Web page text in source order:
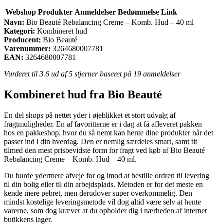
Webshop Produkter Anmeldelser Bedømmelse Link
Navn: Bio Beauté Rebalancing Creme – Komb. Hud – 40 ml
Kategori: Kombineret hud
Producent: Bio Beauté
Varenummer: 3264680007781
EAN: 3264680007781
Vurderet til 3.6 ud af 5 stjerner baseret på 19 anmeldelser
Kombineret hud fra Bio Beauté
En del shops på nettet yder i øjeblikket et stort udvalg af
fragtmuligheder. En af favoritterne er i dag at få afleveret pakken
hos en pakkeshop, hvor du så nemt kan hente dine produkter når det
passer ind i din hverdag. Den er nemlig særdeles smart, samt tit
tilmed den mest prisbevidste form for fragt ved køb af Bio Beauté
Rebalancing Creme – Komb. Hud – 40 ml.
Du burde ydermere afveje for og imod at bestille ordren til levering
til din bolig eller til din arbejdsplads. Metoden er for det meste en
kende mere pebret, men derudover super overkommelig. Den
mindst kostelige leveringsmetode vil dog altid være selv at hente
varerne, som dog kræver at du opholder dig i nærheden af internet
butikkens lager.